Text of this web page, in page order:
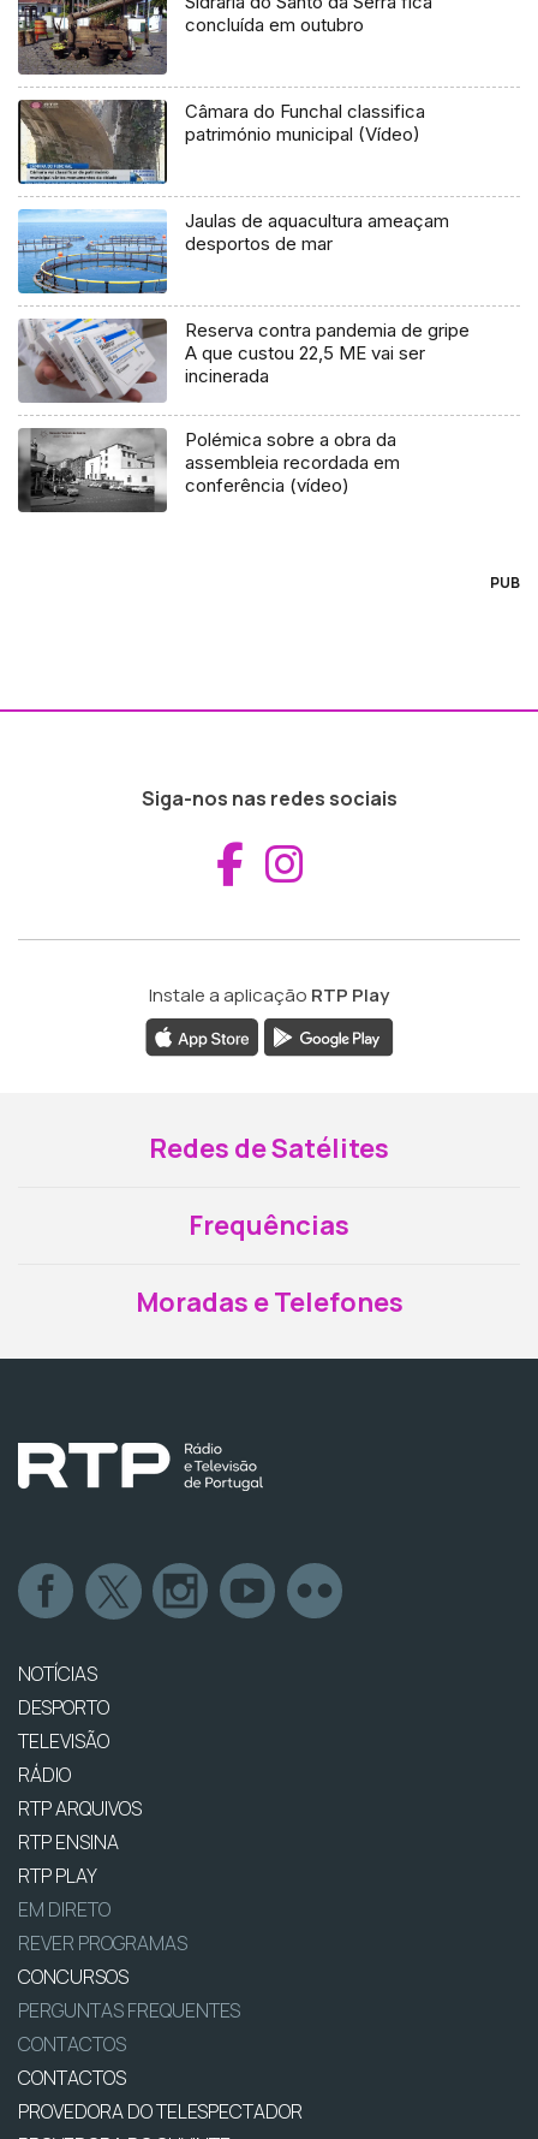
concluída em outubro
Câmara do Funchal classifica
património municipal (Vídeo)
Jaulas de aquacultura ameaçam
desportos de mar
Reserva contra pandemia de gripe
A que custou 22,5 ME vai ser
incinerada
Polémica sobre a obra da
assembleia recordada em
conferência (vídeo)
PUB
Siga-nos nas redes sociais
Aceder ao
Instale a aplicação RTP Play
Redes de Satélites
Frequências
Moradas e Telefones
NOTÍCIAS
DESPORTO
TELEVISÃO
RÁDIO
RTP ARQUIVOS
RTP ENSINA
RTP PLAY
EM DIRETO
REVER PROGRAMAS
CONCURSOS
PERGUNTAS FREQUENTES
CONTACTOS
CONTACTOS
PROVEDORA DO TELESPECTADOR